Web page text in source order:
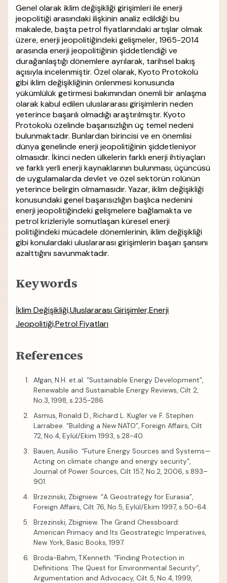
Genel olarak iklim değişikliği girişimleri ile enerji
jeopolitiği arasındaki ilişkinin analiz edildiği bu
makalede, başta petrol fiyatlarındaki artışlar olmak
üzere, enerji jeopolitiğindeki gelişmeler, 1965-2014
arasında enerji jeopolitiğinin şiddetlendiği ve
durağanlaştığı dönemlere ayrılarak, tarihsel bakış
açısıyla incelenmiştir. Özel olarak, Kyoto Protokolü
gibi iklim değişikliğinin önlenmesi konusunda
yükümlülük getirmesi bakımından önemli bir anlaşma
olarak kabul edilen uluslararası girişimlerin neden
yeterince başarılı olmadığı araştırılmıştır. Kyoto
Protokolü özelinde başarısızlığın üç temel nedeni
bulunmaktadır. Bunlardan birincisi ve en önemlisi
dünya genelinde enerji jeopolitiğinin şiddetleniyor
olmasıdır. İkinci neden ülkelerin farklı enerji ihtiyaçları
ve farklı yerli enerji kaynaklarının bulunması, üçüncüsü
de uygulamalarda devlet ve özel sektörün rolünün
yeterince belirgin olmamasıdır. Yazar, iklim değişikliği
konusundaki genel başarısızlığın başlıca nedenini
enerji jeopolitiğindeki gelişmelere bağlamakta ve
petrol krizleriyle somutlaşan küresel enerji
politiğindeki mücadele dönemlerinin, iklim değişikliği
gibi konulardaki uluslararası girişimlerin başarı şansını
azalttığını savunmaktadır.
Keywords
İklim Değişikliği,Uluslararası Girişimler,Enerji
Jeopolitiği,Petrol Fiyatları
References
Afgan, N.H. et.al. “Sustainable Energy Development”,
Renewable and Sustainable Energy Reviews, Cilt 2,
No.3, 1998, s.235-286.
Asmus, Ronald D., Richard L. Kugler ve F. Stephen
Larrabee. “Building a New NATO”, Foreign Affairs, Cilt
72, No.4, Eylül/Ekim 1993, s.28-40.
Bauen, Ausilio. “Future Energy Sources and Systems—
Acting on climate change and energy security”,
Journal of Power Sources, Cilt 157, No.2, 2006, s.893–
901.
Brzezinski, Zbigniew. “A Geostrategy for Eurasia”,
Foreign Affairs, Cilt 76, No.5, Eylül/Ekim 1997, s.50-64.
Brzezinski, Zbigniew. The Grand Chessboard:
American Primacy and Its Geostrategic Imperatives,
New York, Basic Books, 1997.
Broda-Bahm, T.Kenneth. “Finding Protection in
Definitions: The Quest for Environmental Security”,
Argumentation and Advocacy, Cilt 5, No.4, 1999,